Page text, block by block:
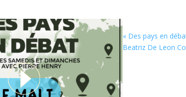
« Des pays en
Beatriz De Leon